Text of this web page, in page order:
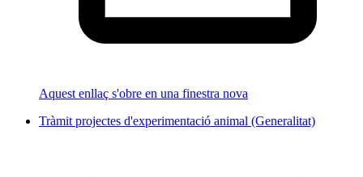
Aquest enllaç s'obre en una finestra nova
Tràmit projectes d'experimentació animal (Generalitat)